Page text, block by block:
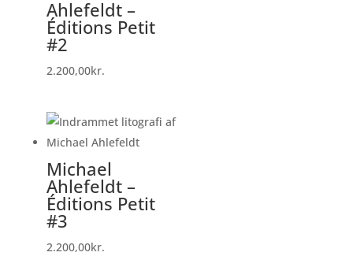
Ahlefeldt –
Éditions Petit
#2
2.200,00kr.
Michael
Ahlefeldt –
Éditions Petit
#3
2.200,00kr.